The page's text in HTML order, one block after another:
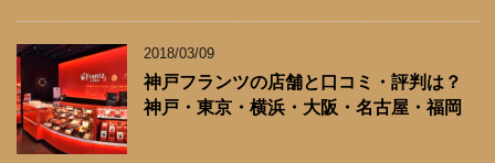
2018/03/09
神戸フランツの店舗と口コミ・評判は？
神戸・東京・横浜・大阪・名古屋・福岡